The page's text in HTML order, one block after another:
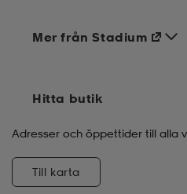
Mer från Stadium
Hitta butik
Adresser och öppettider till alla
Till karta